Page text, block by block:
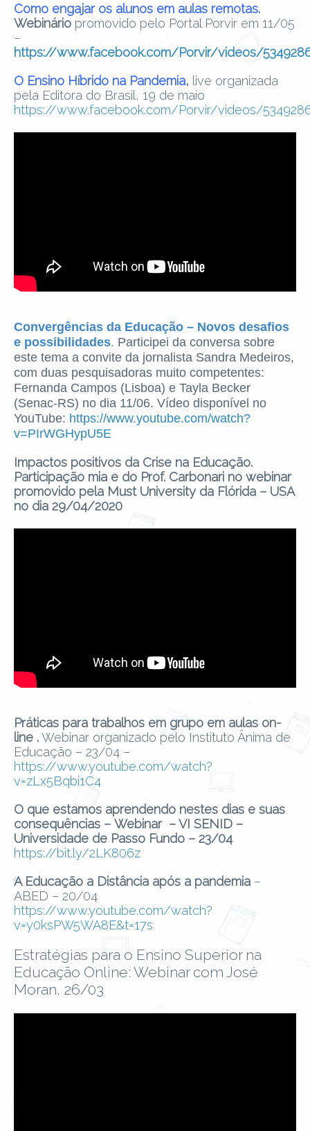
Como engajar os alunos em aulas remotas.
Webinário promovido pelo Portal Porvir em 11/05
–
https://www.facebook.com/Porvir/videos/
O Ensino Híbrido na Pandemia, live organizada
pela Editora do Brasil, 19 de maio
https://www.facebook.com/Porvir/videos/
Convergências da Educação – Novos desafios
e possibilidades. Participei da conversa sobre
este tema a convite da jornalista Sandra Medeiros,
com duas pesquisadoras muito competentes:
Fernanda Campos (Lisboa) e Tayla Becker
(Senac-RS) no dia 11/06. Vídeo disponível no
YouTube: https://www.youtube.com/watch?
v=PIrWGHypU5E
Impactos positivos da Crise na Educação.
Participação mia e do Prof. Carbonari no webinar
promovido pela Must University da Flórida – USA
no dia 29/04/2020
Práticas para trabalhos em grupo em aulas on-
line .Webinar organizado pelo Instituto Ânima de
Educação – 23/04 –
https://www.youtube.com/watch?
v=zLx5Bqbi1C4
O que estamos aprendendo nestes dias e suas
consequências – Webinar – VI SENID –
Universidade de Passo Fundo – 23/04
https://bit.ly/2LK806z
A Educação a Distância após a pandemia –
ABED – 20/04
https://www.youtube.com/watch?
v=y0ksPW5WA8E&t=17s
Estratégias para o Ensino Superior na
Educação Online: Webinar com José
Moran, 26/03